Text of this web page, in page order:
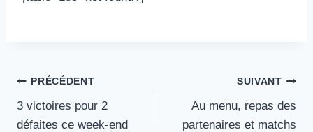
Navigation
de
PRÉCÉDENT
3 victoires pour 2
défaites ce week-end
SUIVANT
Au menu, repas des
partenaires et matchs